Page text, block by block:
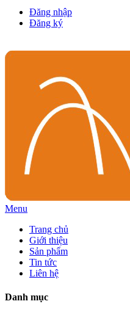
Đăng nhập
Đăng ký
Menu
Trang chủ
Giới thiệu
Sản phẩm
Tin tức
Liên hệ
Danh mục